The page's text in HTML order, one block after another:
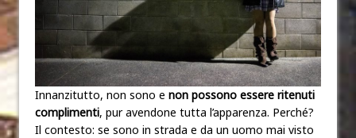
Innanzitutto, non sono e non possono essere ritenuti
complimenti, pur avendone tutta l’apparenza. Perché?
Il contesto: se sono in strada e da un uomo mai visto